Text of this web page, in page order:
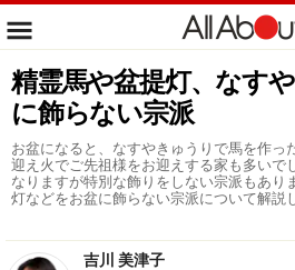
精霊馬や盆提灯、なす
に飾らない宗派
お盆になると、なすやきゅうりで馬を作っ
迎え火でご先祖様をお迎えする家も多いで
なりますが特別な飾りをしない宗派もあり
灯などをお盆に飾らない宗派について解説
吉川 美津子